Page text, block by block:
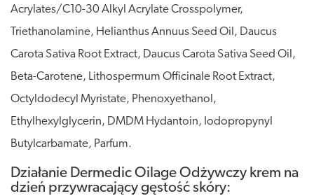
Acrylates/C10-30 Alkyl Acrylate Crosspolymer,
Triethanolamine, Helianthus Annuus Seed Oil, Daucus
Carota Sativa Root Extract, Daucus Carota Sativa Seed Oil,
Beta-Carotene, Lithospermum Officinale Root Extract,
Octyldodecyl Myristate, Phenoxyethanol,
Ethylhexylglycerin, DMDM Hydantoin, Iodopropynyl
Butylcarbamate, Parfum.
Działanie Dermedic Oilage Odżywczy krem na
dzień przywracający gęstość skóry: